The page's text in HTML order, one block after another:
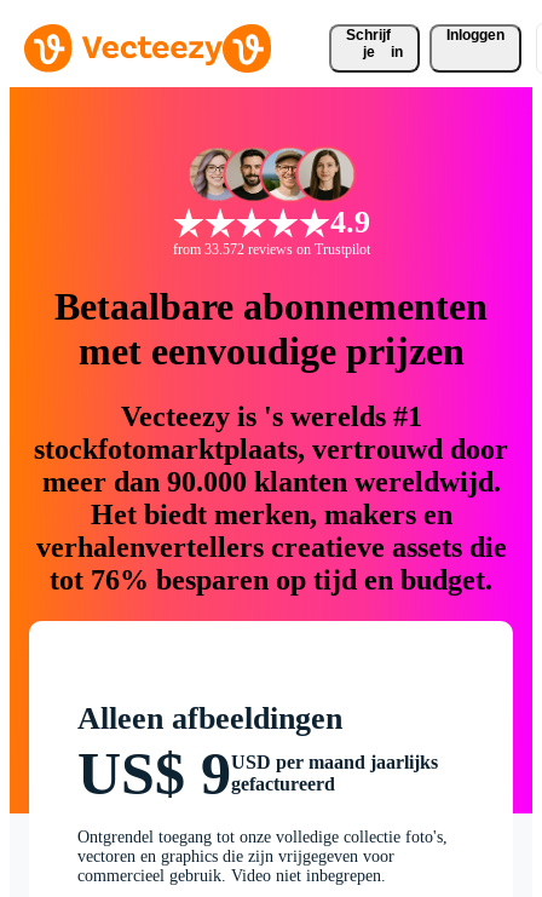
Schrijf
je
in
Inloggen
4.9
from 33.572 reviews on Trustpilot
Betaalbare abonnementen
met eenvoudige prijzen
Vecteezy is 's werelds #1
stockfotomarktplaats, vertrouwd door
meer dan 90.000 klanten wereldwijd.
Het biedt merken, makers en
verhalenvertellers creatieve assets die
tot 76% besparen op tijd en budget.
Alleen afbeeldingen
US$ 9USD per maand jaarlijks
gefactureerd
Ontgrendel toegang tot onze volledige collectie foto's,
vectoren en graphics die zijn vrijgegeven voor
commercieel gebruik. Video niet inbegrepen.